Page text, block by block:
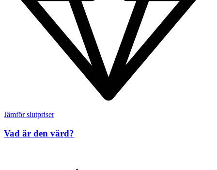
Jämför slutpriser
Vad är den värd?